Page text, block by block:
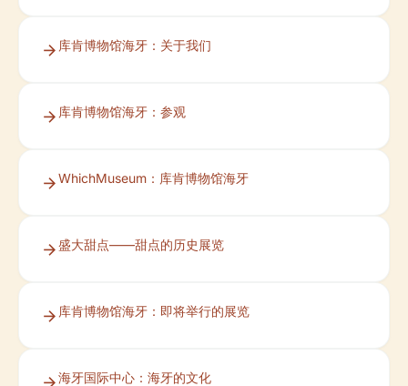
库肯博物馆海牙：关于我们
库肯博物馆海牙：参观
WhichMuseum：库肯博物馆海牙
盛大甜点——甜点的历史展览
库肯博物馆海牙：即将举行的展览
海牙国际中心：海牙的文化